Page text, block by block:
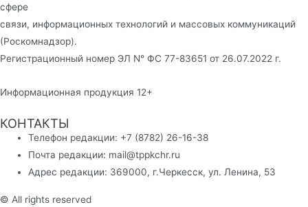
сфере
связи, информационных технологий и массовых коммуникаций
(Роскомнадзор).
Регистрационный номер ЭЛ N° ФС 77-83651 от 26.07.2022 г.
Информационная продукция 12+
КОНТАКТЫ
Телефон редакции: +7 (8782) 26-16-38
Почта редакции: mail@tppkchr.ru
Адрес редакции: 369000, г.Черкесск, ул. Ленина, 53
© All rights reserved